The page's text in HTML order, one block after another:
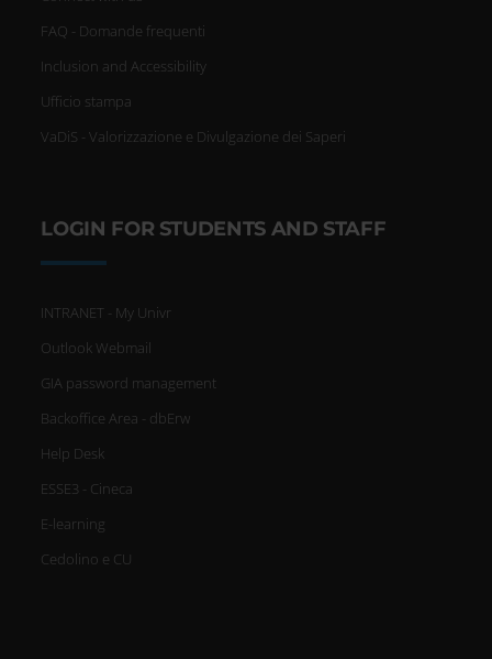
FAQ - Domande frequenti
Inclusion and Accessibility
Ufficio stampa
VaDiS - Valorizzazione e Divulgazione dei Saperi
LOGIN FOR STUDENTS AND STAFF
INTRANET - My Univr
Outlook Webmail
GIA password management
Backoffice Area - dbErw
Help Desk
ESSE3 - Cineca
E-learning
Cedolino e CU